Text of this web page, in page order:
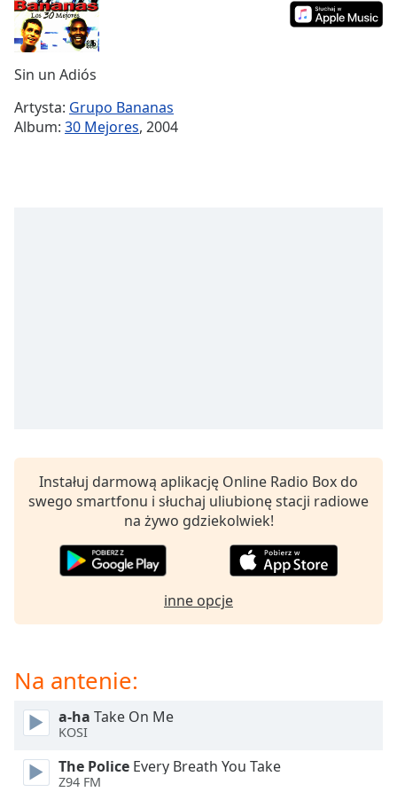
Remaining
Time-
Playback
Rate
subtitles
off,
in-
This
modal
window.
Sin un Adiós
Artysta: Grupo Bananas
Album: 30 Mejores, 2004
Instałuj darmową aplikację Online Radio Box do
swego smartfonu i słuchaj uliubionę stacji radiowe
na żywo gdziekolwiek!
inne opcje
Na antenie:
a-ha Take On Me
KOSI
The Police Every Breath You Take
Z94 FM